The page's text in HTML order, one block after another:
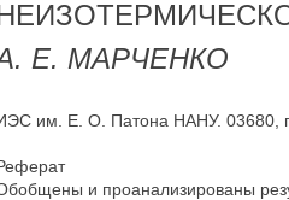
Е. МАРЧЕНКО
им. Е. О. Патона НАНУ. 03680,
и проанализированы